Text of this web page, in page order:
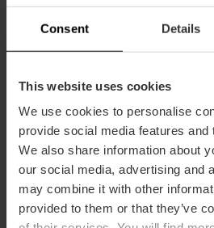
Consent Details
This website uses cookies
We use cookies to personalise
provide social media features and
We also share information about
our social media, advertising and
may combine it with other
provided to them or that they’ve
de
Egipto
València
Exposición
mundos
Exposición
actividades
mundos
de
Alicia»
València
Exposición
el IVAM de
Exposición
sobre
L'Albufera
en
IVAM
de
Exposición
en València
Exposición
«Te